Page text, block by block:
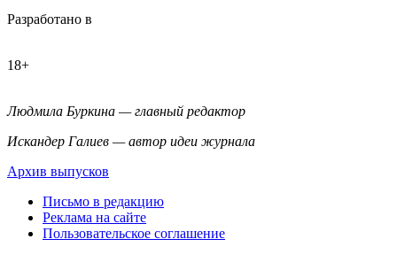
Разработано в
18+
Людмила Буркина — главный редактор
Искандер Галиев — автор идеи журнала
Архив выпусков
Письмо в редакцию
Реклама на сайте
Пользовательское соглашение